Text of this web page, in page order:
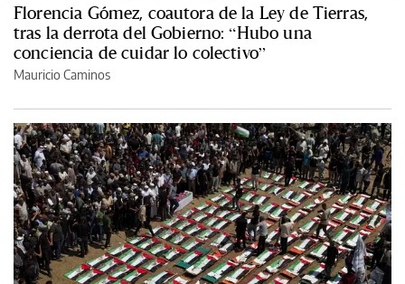
Florencia Gómez, coautora de la Ley de Tierras,
tras la derrota del Gobierno: “Hubo una
conciencia de cuidar lo colectivo”
Mauricio Caminos